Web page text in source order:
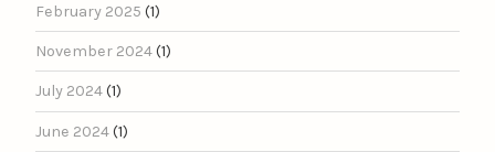
February 2025 (1)
November 2024(1)
July 2024(1)
June 2024(1)